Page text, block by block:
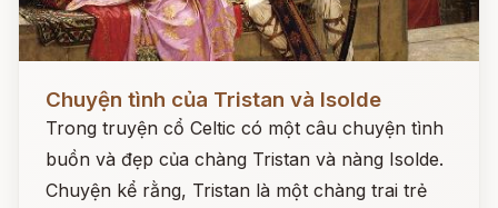
Chuyện tình của Tristan và Isolde
Trong truyện cổ Celtic có một câu chuyện tình
buồn và đẹp của chàng Tristan và nàng Isolde.
Chuyện kể rằng, Tristan là một chàng trai trẻ